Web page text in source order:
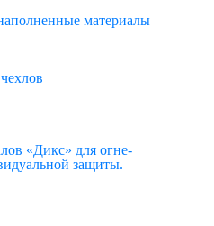
материалы
«Дикс» для огне-
защиты.